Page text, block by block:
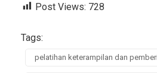
Post Views: 728
Tags:
pelatihan keterampilan dan